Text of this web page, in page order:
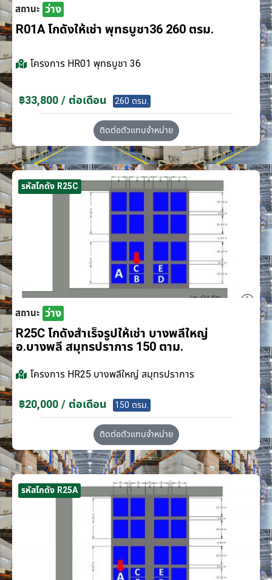
สถานะ ว่าง
R01A โกดังให้เช่า พุทธบูชา36 260 ตรม.
โครงการ HR01 พุทธบูชา 36
฿33,800 / ต่อเดือน 260 ตรม.
ติดต่อตัวแทนจำหน่าย
รหัสโกดัง R25C
สถานะ ว่าง
R25C โกดังสำเร็จรูปให้เช่า บางพลีใหญ่
อ.บางพลี สมุทรปราการ 150 ตาม.
โครงการ HR25 บางพลีใหญ่ สมุทรปราการ
฿20,000 / ต่อเดือน 150 ตรม.
ติดต่อตัวแทนจำหน่าย
รหัสโกดัง R25A